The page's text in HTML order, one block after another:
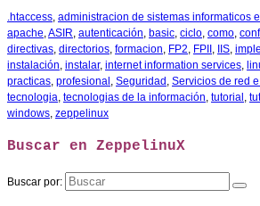
.htaccess administracion de sistemas informaticos
apache ASIR autenticación basic ciclo como
directivas directorios formacion FP2 FPII IIS
instalación instalar, internet information services
practicas profesional Seguridad Servicios de red
tecnologia tecnologias de la información tutorial
windows zeppelinux
Buscar en ZeppelinuX
Buscar por: